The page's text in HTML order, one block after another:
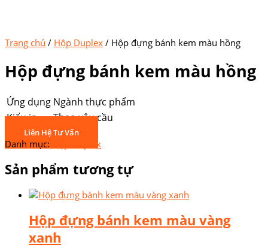
Trang chủ / Hộp Duplex / Hộp đựng bánh kem màu hồng
Hộp đựng bánh kem màu hồng
Ứng dụng Ngành thực phẩm
Kiểu in
Theo yêu cầu
Liên Hệ Tư Vấn
Danh mục: Hộp Duplex
Sản phẩm tương tự
Hộp đựng bánh kem màu vàng
xanh